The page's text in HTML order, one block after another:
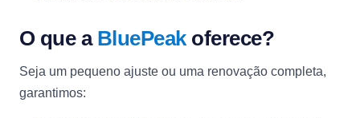
O que a BluePeakoferece?
Seja um pequeno ajuste ou uma renovação completa,
garantimos: